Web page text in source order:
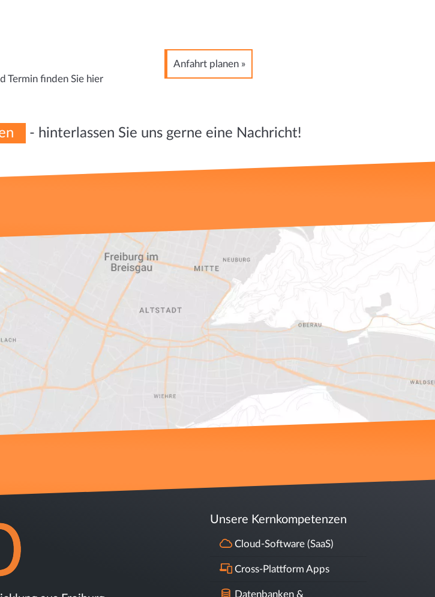
Termin finden Sie hier
Anfahrt planen »
- hinterlassen Sie uns gerne eine Nachricht!
Unsere Kernkompetenzen
Cloud-Software (SaaS)
Cross-Plattform Apps
Datenbanken &